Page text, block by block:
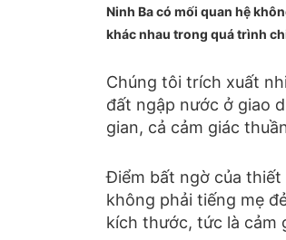
Ninh Ba có mối quan hệ
khác nhau trong quá trình
Chúng tôi trích xuất
đất ngập nước ở giao
gian, cả cảm giác
Điểm bất ngờ của thiết
không phải tiếng mẹ
kích thước, tức là cảm